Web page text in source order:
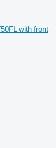
with front